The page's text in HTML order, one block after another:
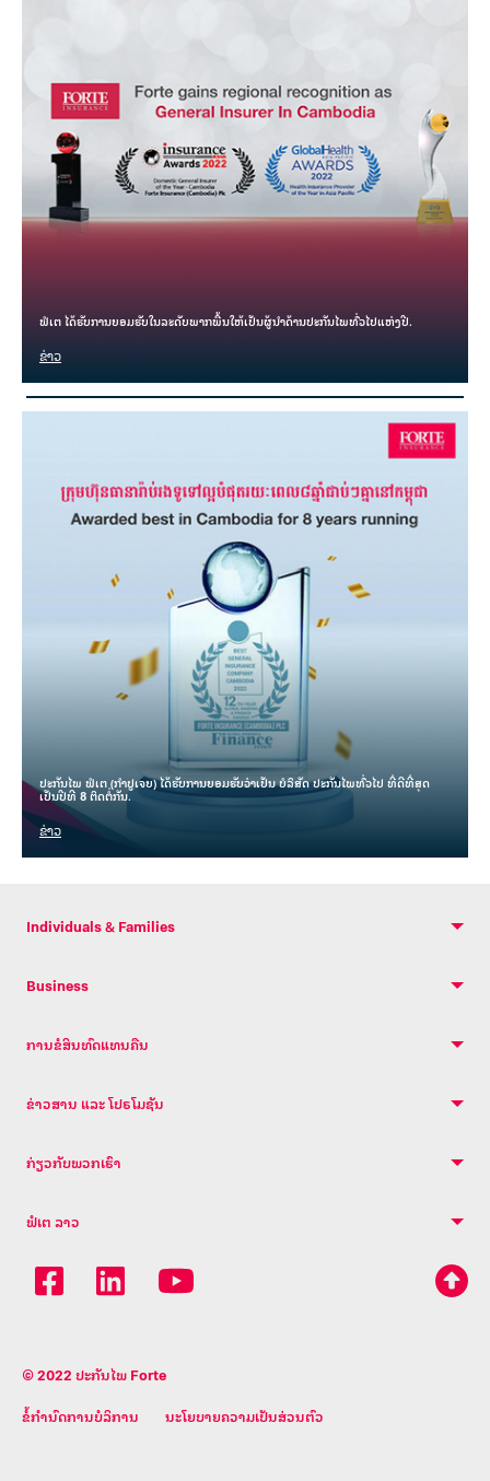
ຟໍເຕ ໄດ້ຮັບການຍອມຮັບໃນລະດັບພາກພື້ນໃຫ້ເປັນຜູ້ນຳດ້ານປະກັນໄພທົ່ວໄປແຫ່ງປີ.
ຂ່າວ
ປະກັນໄພ ຟໍເຕ (ກຳປູເຈຍ) ໄດ້ຮັບການຍອມຮັບວ່າເປັນ ບໍລິສັດ ປະກັນໄພທົ່ວໄປ ທີ່ດີທີ່ສຸດ
ເປັນປີທີ 8 ຕິດຕໍ່ກັນ.
ຂ່າວ
Individuals & Families
Business
ການຂໍສິນທົດແທນຄືນ
ຂ່າວສານ ແລະ ໂປຣໂມຊັນ
ກ່ຽວ​ກັບ​ພວກ​ເຮົາ
ຟໍເຕ ລາວ
© 2022 ປະກັນໄພ Forte
ຂໍ້ກໍານົດການບໍລິການ
ນະໂຍບາຍຄວາມເປັນສ່ວນຕົວ